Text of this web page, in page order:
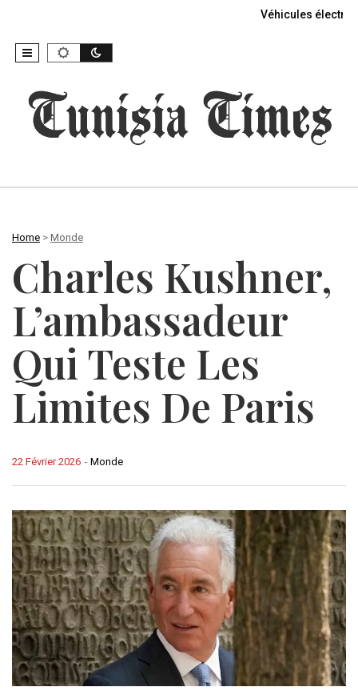
Véhicules
Home > Monde
Charles Kushner,
L’ambassadeur
Qui Teste Les
Limites De Paris
- Monde
22 Février 2026